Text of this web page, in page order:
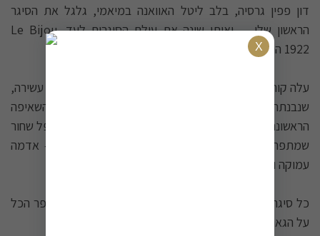
דון פפין גרסיה, בלב ליטל האוואנה במיאמי, גלגל את הסיגר
הראשון שלו — ואיתו שינה את עולם הסיגרים לעד. Le Bijou
1922 הוא אותו חלום, בבגרותו המלאה.
עלה קורוחו רוסדו בגוון חום-אדמדם עוטף ליבה ניקרגואית עשירה,
שנבנתה בסבלנות ובמחויבות לאיכות בלתי מתפשרת. מהשאיפה
הראשונה — עשן סמיך וגוף מלא שממלא את החושים: פלפל שחור
שמתפרץ בתחילה, אחריו קפה קלוי ועץ ארז, ובבסיס — אדמה
עמוקה ואותנטית. הגימור ארוך, חמים ובלתי נשכח.
כל סיגר מסתיים בטריפל קאפ מסורתי — פרט קטן שמספר הכל
על הגאווה והמסורת שמאחורי כל גליל.